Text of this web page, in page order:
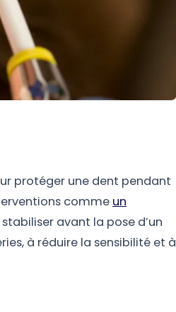
protéger une dent pendant
comme un
avant la pose d’un
à réduire la sensibilité et à